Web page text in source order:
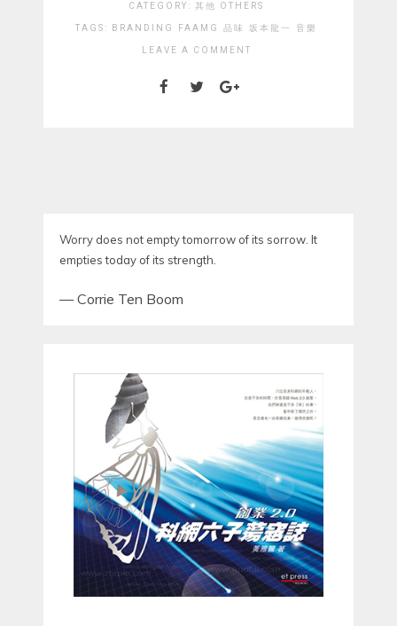
CATEGORY: 其他 OTHERS
TAGS: BRANDING FAAMG 品味 坂本龍一 音樂
LEAVE A COMMENT
Worry does not empty tomorrow of its sorrow. It
empties today of its strength.
—Corrie Ten Boom